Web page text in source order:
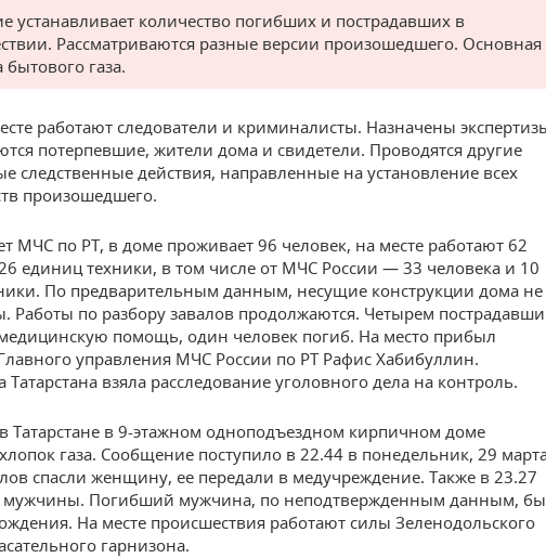
устанавливает количество погибших и пострадавших в
Рассматриваются разные версии произошедшего. Основная
газа.
работают следователи и криминалисты. Назначены
потерпевшие, жители дома и свидетели. Проводятся другие
следственные действия, направленные на установление всех
произошедшего.
МЧС по РТ, в доме проживает 96 человек, на месте работают 62
единиц техники, в том числе от МЧС России — 33 человека и 10
По предварительным данным, несущие конструкции дома не
Работы по разбору завалов продолжаются. Четырем
помощь, один человек погиб. На место прибыл
управления МЧС России по РТ Рафис Хабибуллин.
Татарстана взяла расследование уголовного дела на контроль.
Татарстане в 9-этажном одноподъездном кирпичном доме
хлопок газа. Сообщение поступило в 22.44 в понедельник, 29
спасли женщину, ее передали в медучреждение. Также в 23.27
мужчины. Погибший мужчина, по неподтвержденным данным,
На месте происшествия работают силы Зеленодольского
гарнизона.